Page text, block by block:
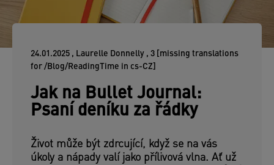
24.01.2025 , Laurelle Donnelly , 3 [missing translations
for /Blog/ReadingTime in cs-CZ]
Jak na Bullet Journal:
Psaní deníku za řádky
Život může být zdrcující, když se na vás
úkoly a nápady valí jako přílivová vlna. Ať už